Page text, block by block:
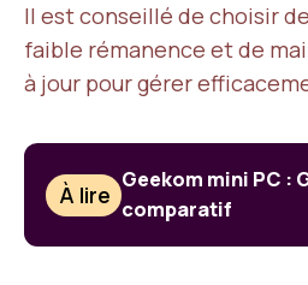
Il est conseillé de choisir
faible rémanence et de
à jour pour gérer
À lire
Geekom mini PC :
comparatif